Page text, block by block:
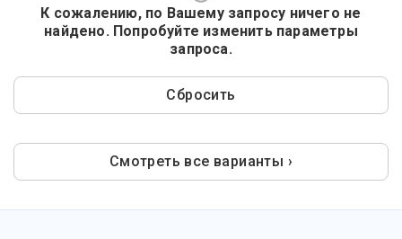
К сожалению, по Вашему запросу ничего не
найдено. Попробуйте изменить параметры
запроса.
Сбросить
Смотреть все варианты ›